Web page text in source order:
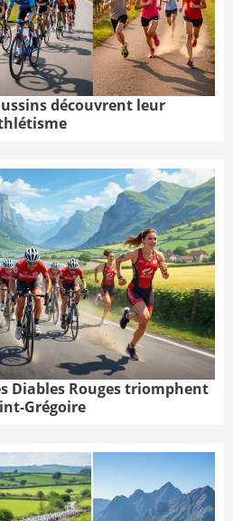
découvrent leur
Diables Rouges triomphent
Grégoire